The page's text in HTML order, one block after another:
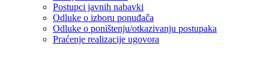
Postupci javnih nabavki
Odluke o izboru ponuđača
Odluke o poništenju/otkazivanju postupaka
Praćenje realizacije ugovora